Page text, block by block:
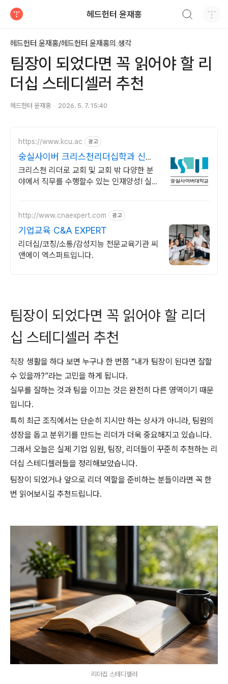
헤드헌터 윤재홍
헤드헌터 윤재홍/헤드헌터 윤재홍의 생각
팀장이 되었다면 꼭 읽어야 할 리
더십 스테디셀러 추천
헤드헌터 윤재홍 2026. 5. 7. 15:40
https://www.kcu.ac 광고
숭실사이버 크리스천리더십학과 신편
입생 모집 중!
크리스천 리더로 교회 및 교회 밖 다양한 분
야에서 직무를 수행할수 있는 인재양성! 실력
http://www.cnaexpert.com 광고
기업교육 C&A EXPERT
리더십/코칭/소통/감성지능 전문교육기관 씨
앤에이 엑스퍼트입니다.
팀장이 되었다면 꼭 읽어야 할 리더
십 스테디셀러 추천
직장 생활을 하다 보면 누구나 한 번쯤 “내가 팀장이 된다면 잘할
수 있을까?”라는 고민을 하게 됩니다.
실무를 잘하는 것과 팀을 이끄는 것은 완전히 다른 영역이기 때문
입니다.
특히 최근 조직에서는 단순히 지시만 하는 상사가 아니라, 팀원의
성장을 돕고 분위기를 만드는 리더가 더욱 중요해지고 있습니다.
그래서 오늘은 실제 기업 임원, 팀장, 리더들이 꾸준히 추천하는 리
더십 스테디셀러들을 정리해보았습니다.
팀장이 되었거나 앞으로 리더 역할을 준비하는 분들이라면 꼭 한
번 읽어보시길 추천드립니다.
리더십 스테디셀러